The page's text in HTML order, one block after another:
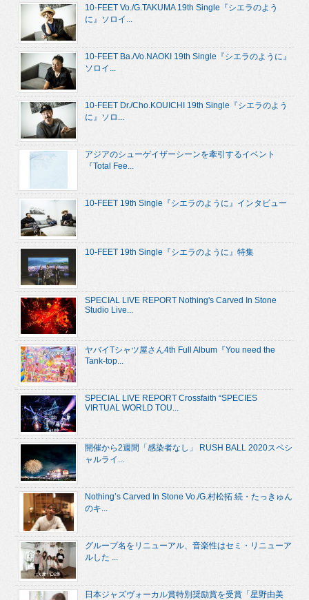
10-FEET Vo./G.TAKUMA 19th Single『シエラのよう
に』ソロイ...
10-FEET Ba./Vo.NAOKI 19th Single『シエラのように』
ソロイ...
10-FEET Dr./Cho.KOUICHI 19th Single『シエラのよう
に』ソロ...
アジアのシューゲイザーシーンを牽引するイベント
『Total Fee...
10-FEET 19th Single『シエラのように』インタビュー
10-FEET 19th Single『シエラのように』特集
SPECIAL LIVE REPORT Nothing's Carved In Stone
Studio Live...
ヤバイTシャツ屋さん4th Full Album『You need the
Tank-top...
SPECIAL LIVE REPORT Crossfaith “SPECIES
VIRTUAL WORLD TOU...
開催から2週間「感染者なし」 RUSH BALL 2020スペシ
ャルライ...
Nothing’s Carved In Stone Vo./G.村松拓 続・たっきゅん
のキ...
グループ名をリニューアル、音楽性はセミ・リニューア
ルした ...
日本ジャズヴォーカル賞特別奨励賞を受賞「星野由美